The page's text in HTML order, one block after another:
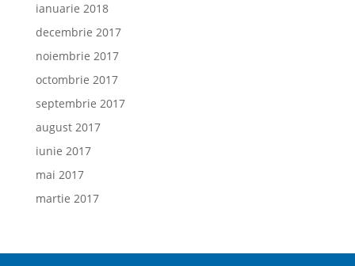
ianuarie 2018
decembrie 2017
noiembrie 2017
octombrie 2017
septembrie 2017
august 2017
iunie 2017
mai 2017
martie 2017